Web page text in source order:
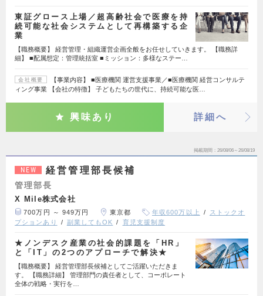
東証グロース上場／超高齢社会で医療を持
続可能な社会システムとして再構築する企
業
【職務概要】 経営管理・組織運営企画全般をお任せしていきます。 【職務詳
細】 ■配属想定：管理統括室 ■ミッション：多様なステー…
会社概要
【事業内容】 ■医療機関 運営支援事業／■医療機関 経営コンサルテ
ィング事業 【会社の特徴】 子どもたちの世代に、持続可能な医…
興味あり 詳細へ
掲載期間 26/08/06～26/08/19
NEW 経営管理部長候補
管理部長
X Mile株式会社
700万円 ～ 949万円 東京都 年収600万以上
ストックオ
プションあり
副業してもOK 育児支援制度
★ノンデスク産業の社会的課題を「HR」
と「IT」の2つのアプローチで解決★
【職務概要】 経営管理部長候補としてご活躍いただきま
す。 【職務詳細】 管理部門の責任者として、コーポレート
全体の戦略・実行を…